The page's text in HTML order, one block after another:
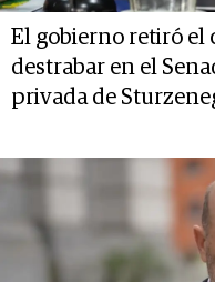
El gobierno retiró el
destrabar en el
privada de